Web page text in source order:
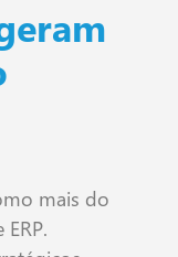
mais do